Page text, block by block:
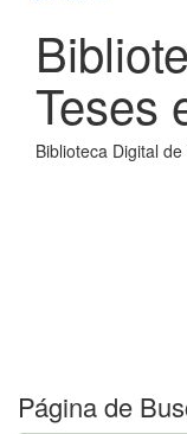
Teses
Biblioteca Digital
Página de